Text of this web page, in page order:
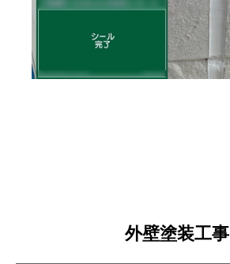
外壁塗装工事